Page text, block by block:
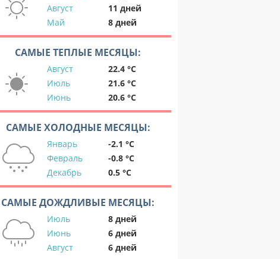
Август
11 дней
Май
8 дней
САМЫЕ ТЕПЛЫЕ МЕСЯЦЫ:
Август
22.4 °C
Июль
21.6 °C
Июнь
20.6 °C
САМЫЕ ХОЛОДНЫЕ МЕСЯЦЫ:
Январь
-2.1 °C
Февраль
-0.8 °C
Декабрь
0.5 °C
САМЫЕ ДОЖДЛИВЫЕ МЕСЯЦЫ:
Июль
8 дней
Июнь
6 дней
Август
6 дней